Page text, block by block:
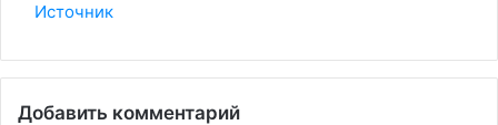
Источник
Добавить комментарий